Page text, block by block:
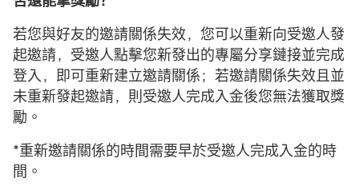
若您與好友的邀請關係失效，您可以重新向受邀人發
起邀請，受邀人點擊您新發出的專屬分享鏈接並完成
登入，即可重新建立邀請關係；若邀請關係失效且並
未重新發起邀請，則受邀人完成入金後您無法獲取獎
勵。
*重新邀請關係的時間需要早於受邀人完成入金的時
間。